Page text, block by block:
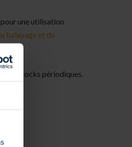
pour une utilisation
balayage et du
des stocks périodiques.